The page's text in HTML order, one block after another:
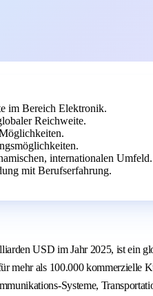
im Bereich Elektronik.
Reichweite.
internationalen Umfeld.
mit Berufserfahrung.
USD im Jahr 2025, ist ein
als 100.000 kommerzielle
Systeme,